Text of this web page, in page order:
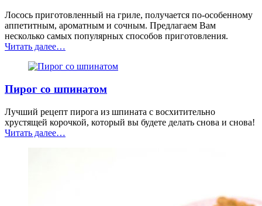
Лосось приготовленный на гриле, получается по-особенному
аппетитным, ароматным и сочным. Предлагаем Вам
несколько самых популярных способов приготовления.
Читать далее“3
популярных
приготовления
гриль.”
…
Пирог со шпинатом
Лучший рецепт пирога из шпината с восхитительно
хрустящей корочкой, который вы будете делать снова и снова!
Читать далее“Пирог
…